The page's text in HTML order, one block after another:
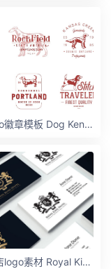
狗窝logo徽章模板 Dog Kennel Logo Badges Vol.2
奢华酒店logo素材 Royal King Hotel